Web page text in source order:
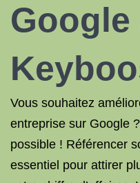
Google
Vous souhaitez
entreprise sur Google
possible ! Référencer
essentiel pour attirer